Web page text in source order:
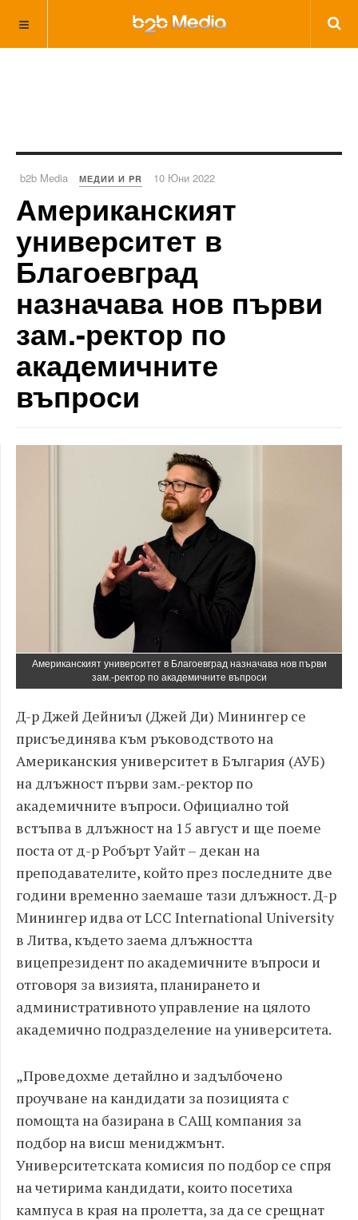
b2b Media МЕДИИ И PR 10 Юни 2022
Американският
университет в
Благоевград
назначава нов първи
зам.-ректор по
академичните
въпроси
Американският университет в Благоевград назначава нов първи
зам.-ректор по академичните въпроси
Д-р Джей Дейниъл (Джей Ди) Минингер се
присъединява към ръководството на
Американския университет в България (АУБ)
на длъжност първи зам.-ректор по
академичните въпроси. Официално той
встъпва в длъжност на 15 август и ще поеме
поста от д-р Робърт Уайт – декан на
преподавателите, който през последните две
години временно заемаше тази длъжност. Д-р
Минингер идва от LCC International University
в Литва, където заема длъжността
вицепрезидент по академичните въпроси и
отговоря за визията, планирането и
административното управление на цялото
академично подразделение на университета.
„Проведохме детайлно и задълбочено
проучване на кандидати за позицията с
помощта на базирана в САЩ компания за
подбор на висш мениджмънт.
Университетската комисия по подбор се спря
на четирима кандидати, които посетиха
кампуса в края на пролетта, за да се срещнат